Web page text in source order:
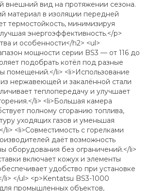
внешний вид на протяжении сезона.
материал в изоляции передней
термостойкость, минимизируя
энергоэффективность.</p>
и особенности</h2> <ul>
мощности серии BS3 — от 116 до
подобрать котёл под разные
помещений.</li> <li>Использование
нержавеющей и закалённой стали
теплопередачу и улучшает
li> <li>Большая камера
полному сгоранию топлива,
уходящих газов и уменьшая
li> <li>Совместимость с горелками
даёт возможность
оборудования без ограничений.</li>
включает кожух и элементы
удобство при установке
li> </ul> <p>Kentatsu BS3-1000
промышленных объектов,